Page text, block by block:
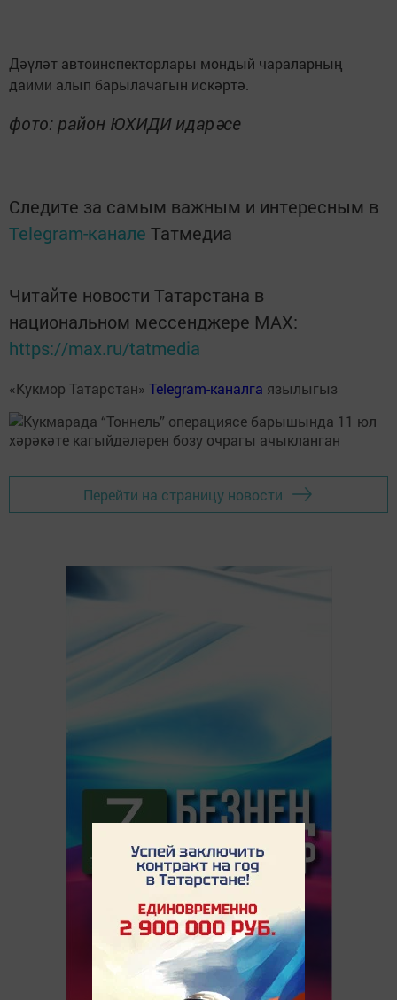
Дәүләт автоинспекторлары мондый чараларның
даими алып барылачагын искәртә.
фото: район ЮХИДИ идарәсе
Следите за самым важным и интересным в
Telegram-канале Татмедиа
Читайте новости Татарстана в
национальном мессенджере MАХ:
https://max.ru/tatmedia
«Кукмор Татарстан» Telegram-каналга язылыгыз
Перейти на страницу новости